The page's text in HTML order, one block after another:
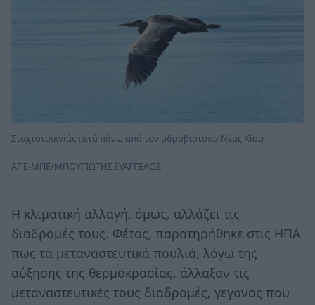
Σταχτοτσικνιάς πετά πάνω από τον υδροβιότοπο Νέας Κίου
ΑΠΕ-ΜΠΕ/ΜΠΟΥΓΙΩΤΗΣ ΕΥΑΓΓΕΛΟΣ
Η κλιματική αλλαγή, όμως, αλλάζει τις
διαδρομές τους. Φέτος, παρατηρήθηκε στις ΗΠΑ
πως τα μεταναστευτικά πουλιά, λόγω της
αύξησης της θερμοκρασίας, άλλαξαν τις
μεταναστευτικές τους διαδρομές, γεγονός που